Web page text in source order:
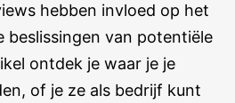
hebben invloed op het
beslissingen van potentiële
ontdek je waar je je
of je ze als bedrijf kunt